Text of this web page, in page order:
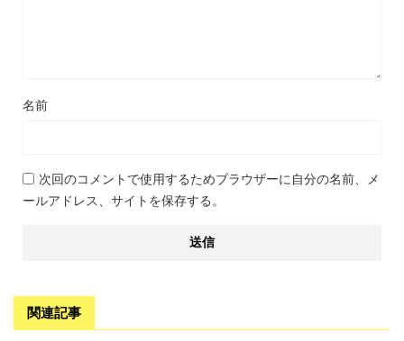
名前
次回のコメントで使用するためブラウザーに自分の名前、メ
ールアドレス、サイトを保存する。
関連記事